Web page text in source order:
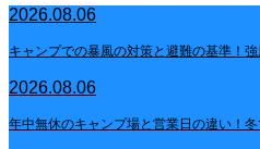
2026.08.06
キャンプでの暴風の対策と避難の基準！
2026.08.06
年中無休のキャンプ場と営業日の違い！